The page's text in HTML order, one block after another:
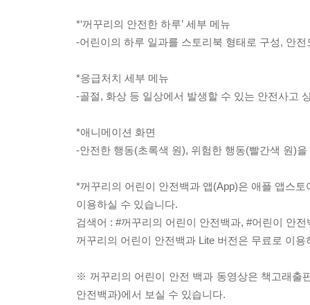
*‘꺼꾸리의 안전한 하루’ 세부 메뉴
-어린이의 하루 일과를 스토리북 형태로 구성, 안
*응급처치 세부 메뉴
-골절, 화상 등 일상에서 발생할 수 있는 안전사고
*애니메이션 화면
-안전한 행동(초록색 원), 위험한 행동(빨간색 원)
*꺼꾸리의 어린이 안전백과 앱(App)은 애플 앱스
이용하실 수 있습니다.
검색어 : #꺼꾸리의 어린이 안전백과, #어린이 안전
꺼꾸리의 어린이 안전백과 Lite 버전은 무료로 이용
※ 꺼꾸리의 어린이 안전 백과 동영상은 책고래출
안전백과)에서 보실 수 있습니다.